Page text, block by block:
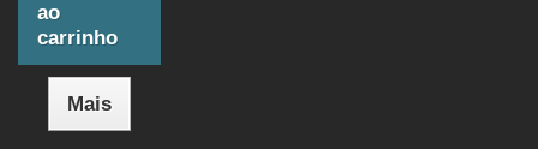
ao
carrinho
Mais